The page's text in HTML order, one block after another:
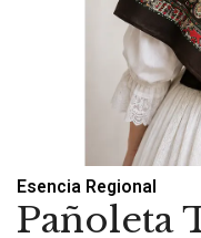
Esencia Regional
Pañoleta